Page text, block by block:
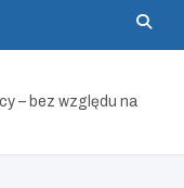
– bez względu na